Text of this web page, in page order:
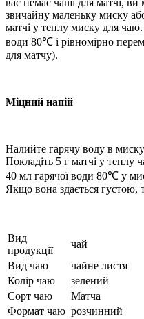
звичайну маленьку миску
матчі у теплу миску для
води 80℃ і рівномірно
для матчу).
Міцний напій
Налийте гарячу воду в миску
Покладіть 5 г матчі у теплу
40 мл гарячої води 80℃ у
Якщо вона здається густою,
Вид
продукції
чай
Вид чаю
чайне листя
Колір чаю
зелений
Сорт чаю
Матча
Формат чаю розчинний